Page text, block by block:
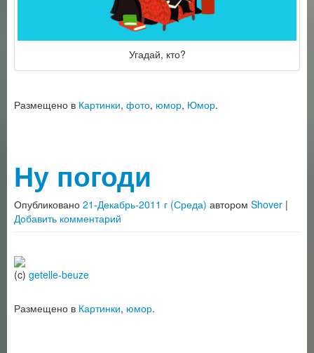
Угадай, кто?
Размещено в Картинки, фото, юмор, Юмор.
Ну погоди
Опубликовано 21-Декабрь-2011 г (Среда) автором Shover |
Добавить комментарий
(c) getelle-beuze
Размещено в Картинки, юмор.